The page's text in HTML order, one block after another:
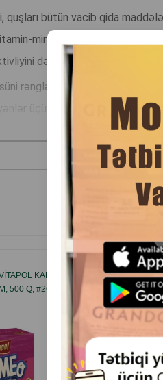
quşları bütün vacib qida
mineral əlavələri ilə zəngin
dəstəkləyir.
rəngləndiricilərdən ibarət
üçün ideal seçimdir.
KARMEO
500 Q, #2600.
TAM
MENU